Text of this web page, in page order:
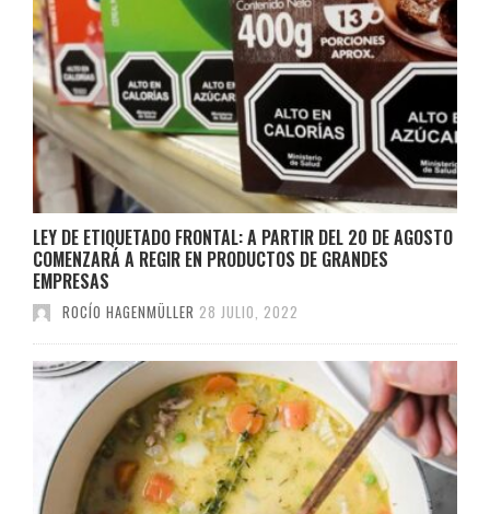
LEY DE ETIQUETADO FRONTAL: A PARTIR DEL 20 DE AGOSTO
COMENZARÁ A REGIR EN PRODUCTOS DE GRANDES
EMPRESAS
ROCÍO HAGENMÜLLER 28 JULIO, 2022